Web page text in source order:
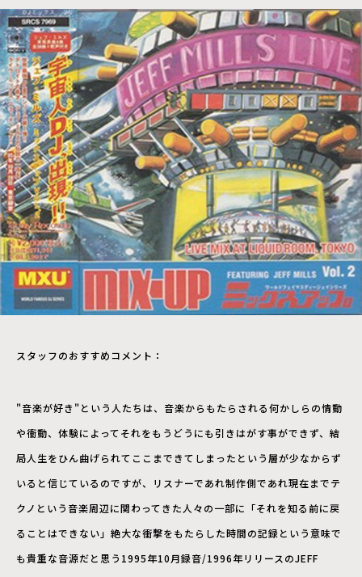
スタッフのおすすめコメント：
"音楽が好き"という人たちは、音楽からもたらされる何かしらの情動
や衝動、体験によってそれをもうどうにも引きはがす事ができず、結
局人生をひん曲げられてここまできてしまったという層が少なからず
いると信じているのですが、リスナーであれ制作側であれ現在までテ
クノという音楽周辺に関わってきた人々の一部に「それを知る前に戻
ることはできない」絶大な衝撃をもたらした時間の記録という意味で
も貴重な音源だと思う1995年10月録音/1996年リリースのJEFF